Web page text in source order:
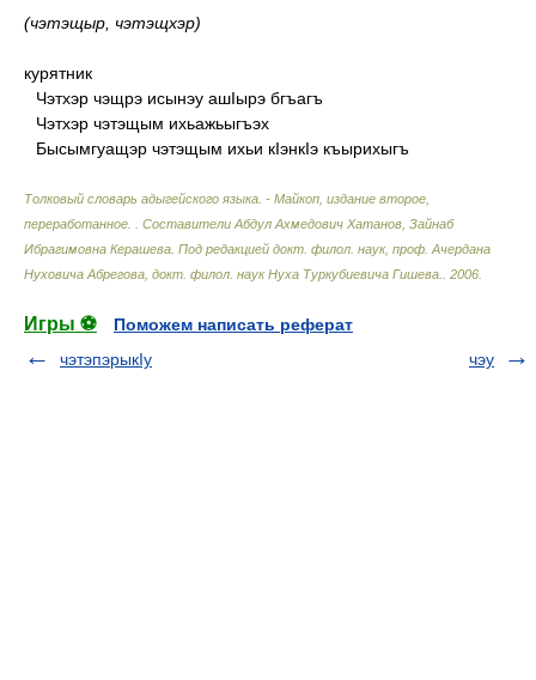
(чэтэщыр, чэтэщхэр)
курятник
Чэтхэр чэщрэ исынэу ашIырэ бгъагъ
Чэтхэр чэтэщым ихьажьыгъэх
Бысымгуащэр чэтэщым ихьи кIэнкIэ къырихыгъ
Толковый словарь адыгейского языка. - Майкоп, издание второе,
переработанное.
Составители Абдул Ахмедович Хатанов, Зайнаб
Ибрагимовна Керашева. Под редакцией докт. филол. наук, проф. Ачердана
Нуховича Абрегова, докт. филол. наук Нуха Туркубиевича Гишева.
2006
Игры ⚽
Поможем написать реферат
чэтэпэрыкIу
чэу